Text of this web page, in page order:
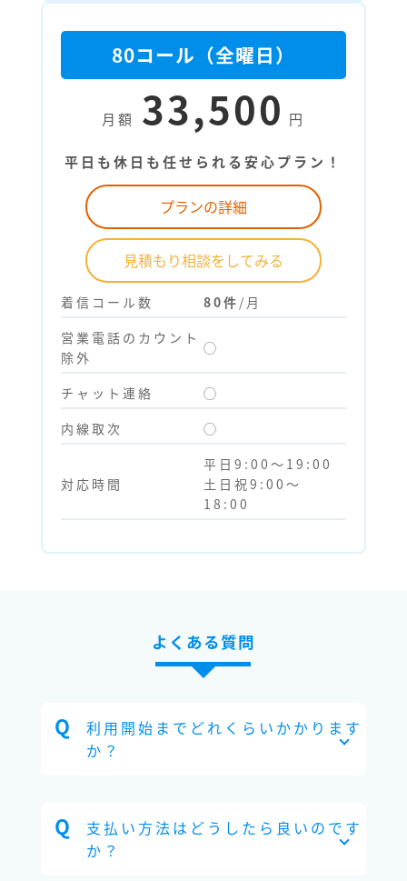
80コール（全曜日）
月額 33,500 円
平日も休日も任せられる安心プラン！
プランの詳細
見積もり相談をしてみる
着信コール数 80件 /月
営業電話のカウント
除外
◯
チャット連絡
◯
内線取次
◯
対応時間
平日9:00～19:00
土日祝9:00～
18:00
よくある質問
利用開始までどれくらいかかります
か？
支払い方法はどうしたら良いのです
か？